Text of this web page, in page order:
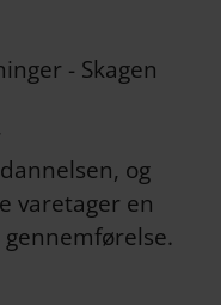
- Skagen
og
varetager en